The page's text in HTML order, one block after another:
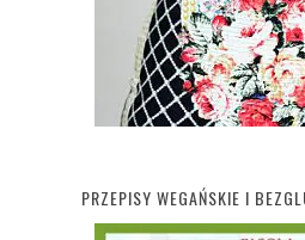
PRZEPISY WEGAŃSKIE I